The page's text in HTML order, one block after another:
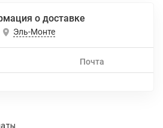
о доставке
Эль-Монте
Почта